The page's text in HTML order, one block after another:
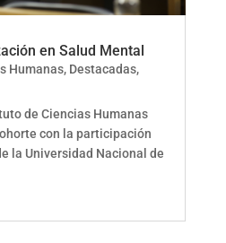
en Salud Mental
Humanas, Destacadas,
de Ciencias Humanas
con la participación
la Universidad Nacional de